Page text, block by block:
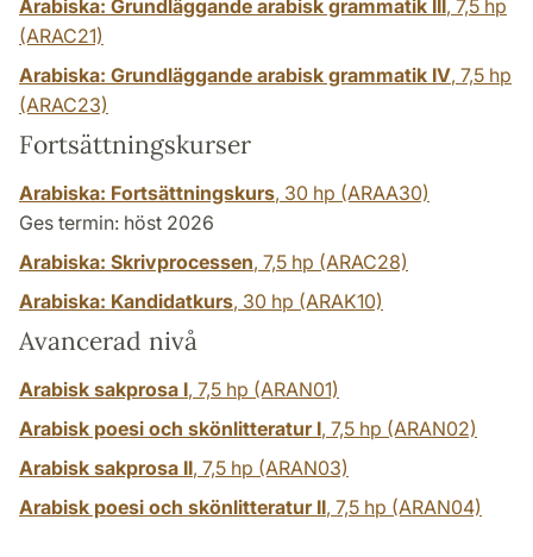
Arabiska: Grundläggande arabisk grammatik III, 7,5 hp
(ARAC21)
Arabiska: Grundläggande arabisk grammatik IV, 7,5 hp
(ARAC23)
Fortsättningskurser
Arabiska: Fortsättningskurs, 30 hp (ARAA30)
Ges termin: höst 2026
Arabiska: Skrivprocessen, 7,5 hp (ARAC28)
Arabiska: Kandidatkurs, 30 hp (ARAK10)
Avancerad nivå
Arabisk sakprosa I, 7,5 hp (ARAN01)
Arabisk poesi och skönlitteratur I, 7,5 hp (ARAN02)
Arabisk sakprosa II, 7,5 hp (ARAN03)
Arabisk poesi och skönlitteratur II, 7,5 hp (ARAN04)